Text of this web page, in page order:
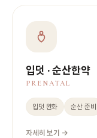
입덧 · 순산한약
PRENATAL
입덧 완화 순산 준비
자세히 보기 →